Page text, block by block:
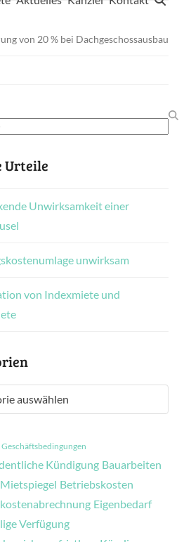
von 20 % bei Dachgeschossausbau
Urteile
Unwirksamkeit einer
unwirksam
von Indexmiete und
Kündigung Bauarbeiten
Betriebskosten
Eigenbedarf
Verfügung